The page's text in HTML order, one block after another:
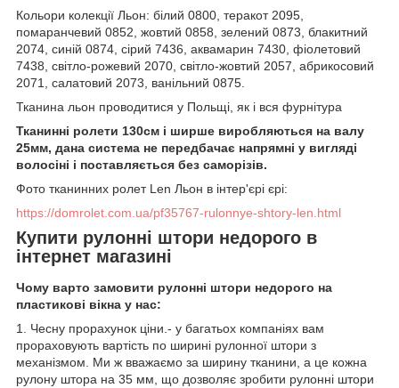
Кольори колекції Льон: білий 0800, теракот 2095,
помаранчевий 0852, жовтий 0858, зелений 0873, блакитний
2074, синій 0874, сірий 7436, аквамарин 7430, фіолетовий
7438, світло-рожевий 2070, світло-жовтий 2057, абрикосовий
2071, салатовий 2073, ванільний 0875.
Тканина льон проводитися у Польщі, як і вся фурнітура
Тканинні ролети 130см і ширше виробляються на валу
25мм, дана система не передбачає напрямні у вигляді
волосіні і поставляється без саморізів.
Фото тканинних ролет Len Льон в інтер'єрі єрі:
https://domrolet.com.ua/pf35767-rulonnye-shtory-len.html
Купити рулонні штори недорого в
інтернет магазині
Чому варто замовити рулонні штори недорого на
пластикові вікна у нас:
1. Чесну прорахунок ціни.- у багатьох компаніях вам
прораховують вартість по ширині рулонної штори з
механізмом. Ми ж вважаємо за ширину тканини, а це кожна
рулону штора на 35 мм, що дозволяє зробити рулонні штори